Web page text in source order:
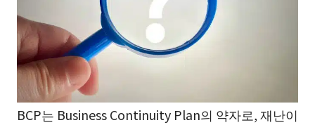
BCP는 Business Continuity Plan의 약자로, 재난이